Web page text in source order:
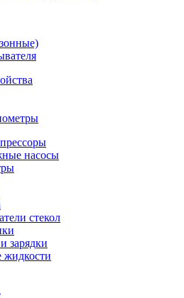
насосы
стекол
зарядки